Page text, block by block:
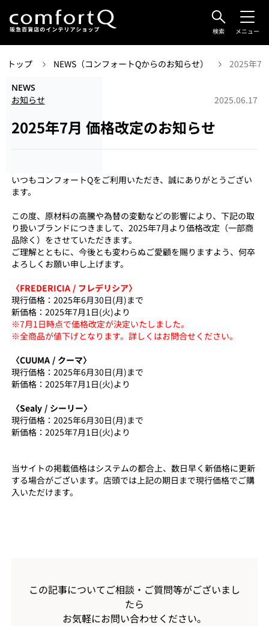
検索 メニュー
トップ NEWS（コンフォートQからのお知らせ） 2025年7
NEWS
お知らせ 2025.06.17
2025年7月 価格改定のお知らせ
いつもコンフォートQをご利用いただき、誠にありがとうござい
ます。
この度、原材料の高騰や為替の変動などの影響により、下記の取
り扱いブランドにつきまして、2025年7月より価格改定（一部商
品除く）をさせていただきます。
ご理解とともに、今後とも変わらぬご愛顧を賜りますよう、何卒
よろしくお願い申し上げます。
〈FREDERICIA / フレデリシア〉
現行価格：2025年6月30日(月)まで
新価格：2025年7月1日(火)より
※7月1日時点で価格改定が決定いたしました。
※全商品が値下げとなります。詳しくはお問合せください。
〈CUUMA / クーマ〉
現行価格：2025年6月30日(月)まで
新価格：2025年7月1日(火)より
〈Sealy / シーリー〉
現行価格：2025年6月30日(月)まで
新価格：2025年7月1日(火)より
当サイトの掲載価格はシステムの都合上、数日早く新価格に更新
する場合がございます。店頭では上記の期日まで現行価格でご購
入いただけます。
この記事についてご相談・ご質問等がございまし
たら
お気軽にお問い合わせください。